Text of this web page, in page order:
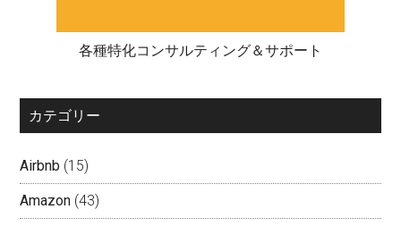
各種特化コンサルティング＆サポート
カテゴリー
Airbnb (15)
Amazon (43)